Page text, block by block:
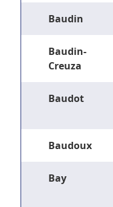
Baudin
Baudin-
Creuza
Baudot
Baudoux
Bay